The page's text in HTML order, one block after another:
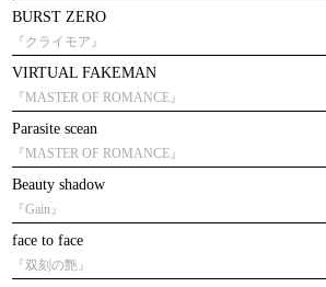
BURST ZERO
『クライモア』
VIRTUAL FAKEMAN
『MASTER OF ROMANCE』
Parasite scean
『MASTER OF ROMANCE』
Beauty shadow
『Gain』
face to face
『双刻の艶』